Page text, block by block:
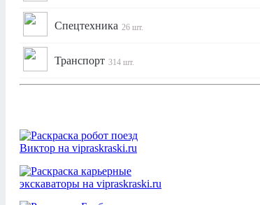
Спецтехника 26 шт.
Транспорт 314 шт.